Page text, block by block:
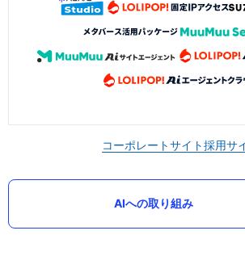
コーポレートサイト採用サ
AIへの取り組み